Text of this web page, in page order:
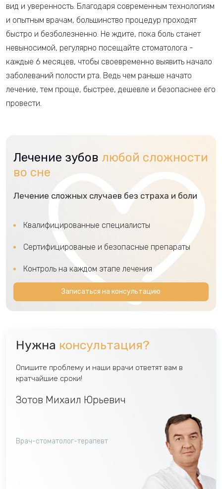
вид и уверенность. Благодаря современным технологиям
и опытным врачам, большинство процедур проходят
быстро и безболезненно. Не ждите, пока боль станет
невыносимой, регулярно посещайте стоматолога -
каждые 6 месяцев, чтобы своевременно выявить начало
заболеваний полости рта. Ведь чем раньше начато
лечение, тем проще, быстрее, дешевле и безопаснее его
провести.
Лечение зубов любой сложности
во сне
Лечение сложных случаев без страха и боли
Квалифицированные специалисты
Сертифицированые и безопасные препараты
Контроль на каждом этапе лечения
Записаться на консультацию
Нужна консультация?
Опишите проблему и наши врачи ответят вам в
кратчайшие сроки!
Зотов Михаил Юрьевич
Врач-стоматолог-терапевт